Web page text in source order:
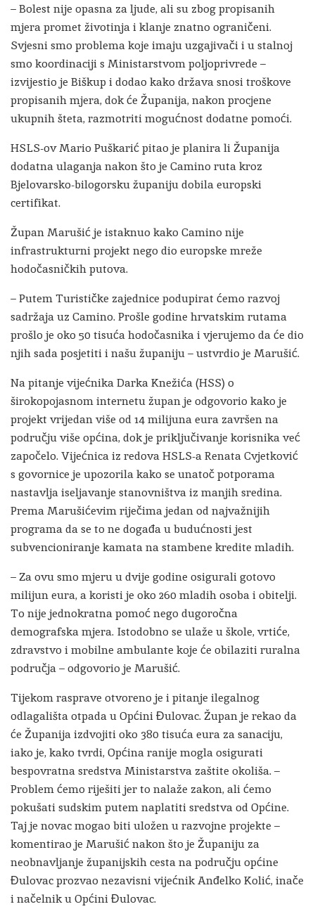
– Bolest nije opasna za ljude, ali su zbog propisanih
mjera promet životinja i klanje znatno ograničeni.
Svjesni smo problema koje imaju uzgajivači i u stalnoj
smo koordinaciji s Ministarstvom poljoprivrede –
izvijestio je Biškup i dodao kako država snosi troškove
propisanih mjera, dok će Županija, nakon procjene
ukupnih šteta, razmotriti mogućnost dodatne pomoći.
HSLS-ov Mario Puškarić pitao je planira li Županija
dodatna ulaganja nakon što je Camino ruta kroz
Bjelovarsko-bilogorsku županiju dobila europski
certifikat.
Župan Marušić je istaknuo kako Camino nije
infrastrukturni projekt nego dio europske mreže
hodočasničkih putova.
– Putem Turističke zajednice podupirat ćemo razvoj
sadržaja uz Camino. Prošle godine hrvatskim rutama
prošlo je oko 50 tisuća hodočasnika i vjerujemo da će dio
njih sada posjetiti i našu županiju – ustvrdio je Marušić.
Na pitanje vijećnika Darka Knežića (HSS) o
širokopojasnom internetu župan je odgovorio kako je
projekt vrijedan više od 14 milijuna eura završen na
području više općina, dok je priključivanje korisnika već
započelo. Vijećnica iz redova HSLS-a Renata Cvjetković
s govornice je upozorila kako se unatoč potporama
nastavlja iseljavanje stanovništva iz manjih sredina.
Prema Marušićevim riječima jedan od najvažnijih
programa da se to ne događa u budućnosti jest
subvencioniranje kamata na stambene kredite mladih.
– Za ovu smo mjeru u dvije godine osigurali gotovo
milijun eura, a koristi je oko 260 mladih osoba i obitelji.
To nije jednokratna pomoć nego dugoročna
demografska mjera. Istodobno se ulaže u škole, vrtiće,
zdravstvo i mobilne ambulante koje će obilaziti ruralna
područja – odgovorio je Marušić.
Tijekom rasprave otvoreno je i pitanje ilegalnog
odlagališta otpada u Općini Đulovac. Župan je rekao da
će Županija izdvojiti oko 380 tisuća eura za sanaciju,
iako je, kako tvrdi, Općina ranije mogla osigurati
bespovratna sredstva Ministarstva zaštite okoliša. –
Problem ćemo riješiti jer to nalaže zakon, ali ćemo
pokušati sudskim putem naplatiti sredstva od Općine.
Taj je novac mogao biti uložen u razvojne projekte –
komentirao je Marušić nakon što je Županiju za
neobnavljanje županijskih cesta na području općine
Đulovac prozvao nezavisni vijećnik Anđelko Kolić, inače
i načelnik u Općini Đulovac.